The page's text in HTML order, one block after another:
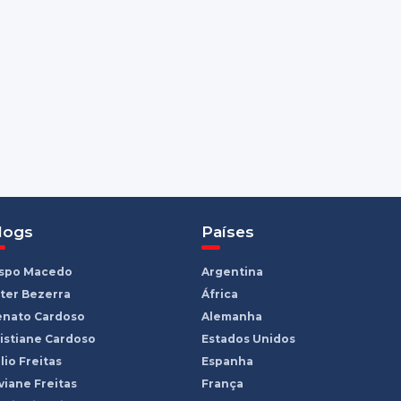
Macedo
Bezerra
Cardoso
Cardoso
Freitas
Freitas
Países
Argentina
África
Alemanha
Estados Unidos
Espanha
França